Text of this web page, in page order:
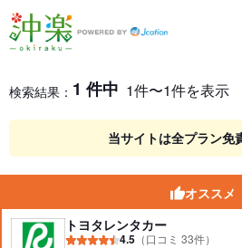
石垣島のミドル（5名乗り）レンタカ
レンタカー検索結果
検索結果： 1 件中 1件〜1件を表示
当サイトは全プラン免
オススメ
トヨタレンタカー
4.5 （口コミ 33件）